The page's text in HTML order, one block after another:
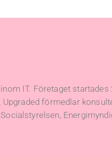
IT. Företaget startades
förmedlar